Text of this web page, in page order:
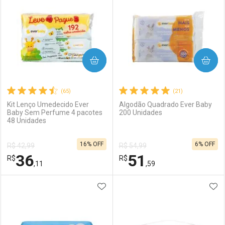
(65)
Kit Lenço Umedecido Ever
Baby Sem Perfume 4 pacotes
48 Unidades
R$ 42,99
R$36,11
16% OFF
COMPRAR
(21)
Algodão Quadrado Ever Baby
200 Unidades
R$ 54,99
R$51 ,59
6% OFF
COMPRAR
ADICIONAR AOS FAVORITOS